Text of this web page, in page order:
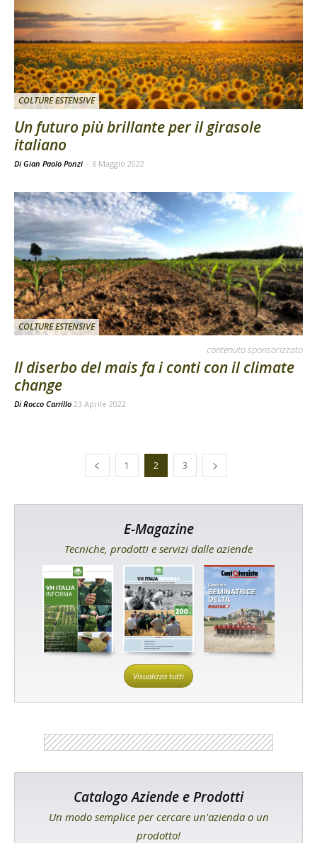
COLTURE ESTENSIVE
Un futuro più brillante per il girasole
italiano
Di Gian Paolo Ponzi - 6 Maggio 2022
COLTURE ESTENSIVE
contenuto sponsorizzato
Il diserbo del mais fa i conti con il climate
change
Di Rocco Carrillo 23 Aprile 2022
1 2 3
E-Magazine
Tecniche, prodotti e servizi dalle aziende
Visualizza tutti
Catalogo Aziende e Prodotti
Un modo semplice per cercare un'azienda o un
prodotto!